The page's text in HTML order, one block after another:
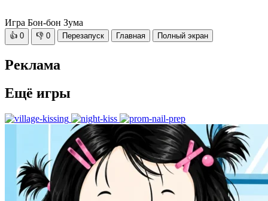
Игра Бон-бон Зума
👍 0 👎 0 Перезапуск Главная Полный экран
Реклама
Ещё игры